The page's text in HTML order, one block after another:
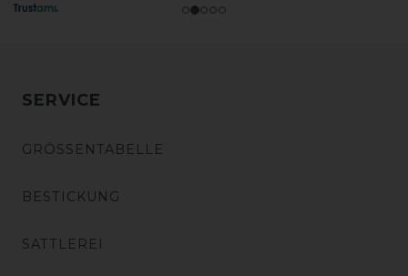
SERVICE
GRÖSSENTABELLE
BESTICKUNG
SATTLEREI